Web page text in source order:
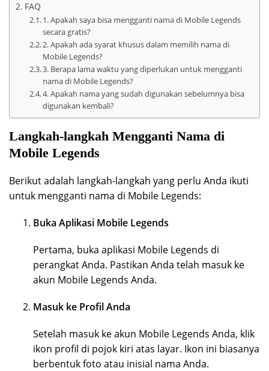
FAQ
1. Apakah saya bisa mengganti nama di Mobile Legends
secara gratis?
2. Apakah ada syarat khusus dalam memilih nama di
Mobile Legends?
3. Berapa lama waktu yang diperlukan untuk mengganti
nama di Mobile Legends?
4. Apakah nama yang sudah digunakan sebelumnya bisa
digunakan kembali?
Langkah-langkah Mengganti Nama di
Mobile Legends
Berikut adalah langkah-langkah yang perlu Anda ikuti
untuk mengganti nama di Mobile Legends:
Buka Aplikasi Mobile Legends
Pertama, buka aplikasi Mobile Legends di
perangkat Anda. Pastikan Anda telah masuk ke
akun Mobile Legends Anda.
Masuk ke Profil Anda
Setelah masuk ke akun Mobile Legends Anda, klik
ikon profil di pojok kiri atas layar. Ikon ini biasanya
berbentuk foto atau inisial nama Anda.